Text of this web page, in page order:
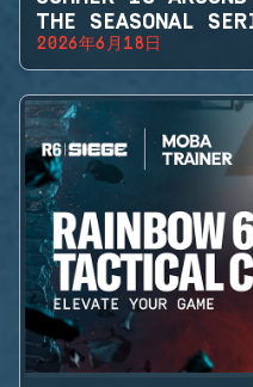
THE SEASONAL
2026年6月18日